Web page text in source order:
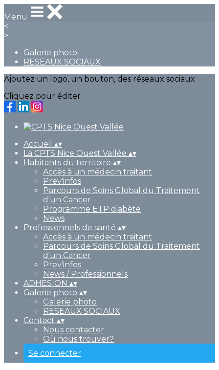
Menu
<
>
Galerie photo
RESEAUX SOCIAUX
Ajoutez un logo, un bouton, des réseaux sociaux
Cliquez pour éditer
Accueil ▴▾
La CPTS Nice Ouest Vallée ▴▾
Habitants du territoire ▴▾
Accès à un médecin traitant
Prev'infos
Parcours de Soins Global du Traitement
d'un Cancer
Programme ETP diabète
News
Professionnels de santé ▴▾
Accès à un médecin traitant
Parcours de Soins Global du Traitement
d'un Cancer
Prev'infos
News / Professionnels
ADHESION ▴▾
Galerie photo ▴▾
Galerie photo
RESEAUX SOCIAUX
Contact ▴▾
Nous contacter
Où nous trouver?
Se connecter